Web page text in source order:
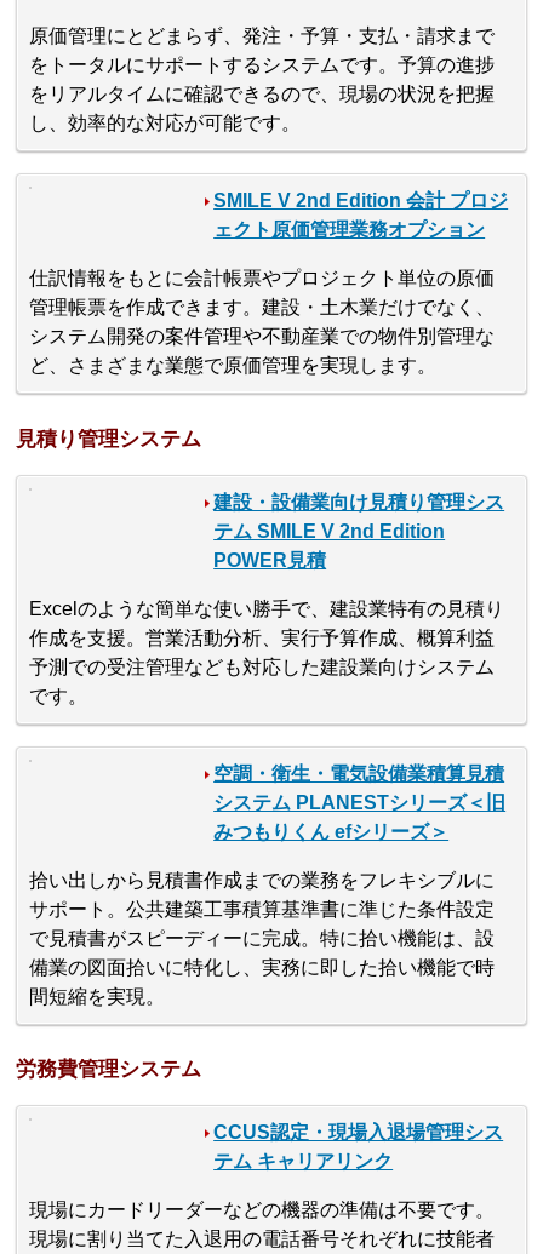
原価管理にとどまらず、発注・予算・支払・請求まで
をトータルにサポートするシステムです。予算の進捗
をリアルタイムに確認できるので、現場の状況を把握
し、効率的な対応が可能です。
SMILE V 2nd Edition 会計 プロジ
ェクト原価管理業務オプション
仕訳情報をもとに会計帳票やプロジェクト単位の原価
管理帳票を作成できます。建設・土木業だけでなく、
システム開発の案件管理や不動産業での物件別管理な
ど、さまざまな業態で原価管理を実現します。
見積り管理システム
建設・設備業向け見積り管理シス
テム SMILE V 2nd Edition
POWER見積
Excelのような簡単な使い勝手で、建設業特有の見積り
作成を支援。営業活動分析、実行予算作成、概算利益
予測での受注管理なども対応した建設業向けシステム
です。
空調・衛生・電気設備業積算見積
システム PLANESTシリーズ＜旧
みつもりくん efシリーズ＞
拾い出しから見積書作成までの業務をフレキシブルに
サポート。公共建築工事積算基準書に準じた条件設定
で見積書がスピーディーに完成。特に拾い機能は、設
備業の図面拾いに特化し、実務に即した拾い機能で時
間短縮を実現。
労務費管理システム
CCUS認定・現場入退場管理シス
テム キャリアリンク
現場にカードリーダーなどの機器の準備は不要です。
現場に割り当てた入退用の電話番号それぞれに技能者